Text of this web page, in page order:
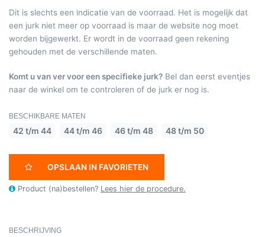
Dit is slechts een indicatie van de voorraad. Het is mogelijk dat
een jurk niet meer op voorraad is maar de website nog moet
worden bijgewerkt. Er wordt in de voorraad geen rekening
gehouden met de verschillende maten.
Komt u van ver voor een specifieke jurk? Bel dan eerst eventjes
naar de winkel om te controleren of de jurk er nog is.
BESCHIKBARE MATEN
42 t/m 44 44 t/m 46 46 t/m 48 48 t/m 50
OPSLAAN IN FAVORIETEN
Product (na)bestellen? Lees hier de procedure.
BESCHRIJVING